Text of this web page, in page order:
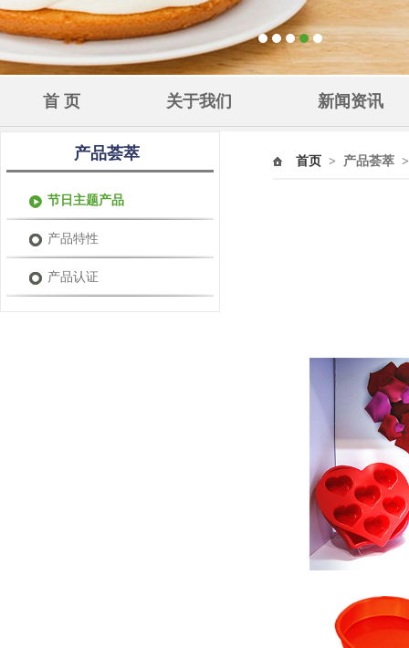
首 页 关于我们 新闻资讯
产品荟萃
节日主题产品
产品特性
产品认证
首页 > 产品荟萃 >